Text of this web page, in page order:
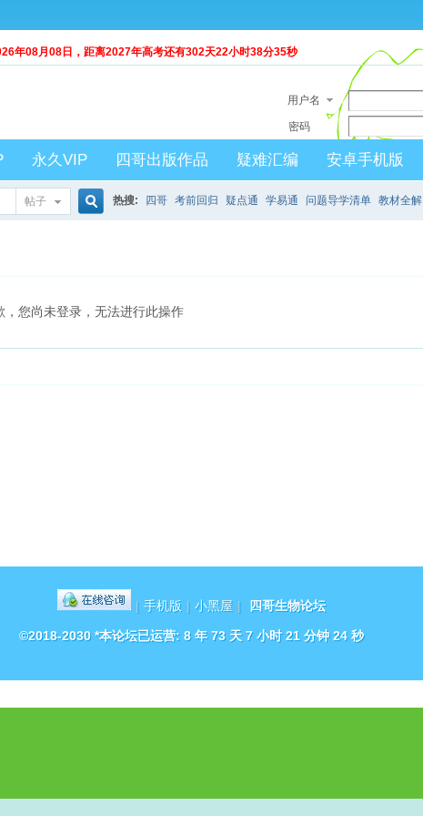
年08月08日，距离2027年高考还有302天22小时38分35秒
用户名
密码
永久VIP 四哥出版作品 疑难汇编 安卓手机版
帖子
索
热搜: 四哥 考前回归 疑点通 学易通 问题导学清单 教材全解
，您尚未登录，无法进行此操作
| 手机版 | 小黑屋 | 四哥生物论坛
©2018-2030 *本论坛已运营: 8 年 73 天 7 小时 21 分钟 24 秒